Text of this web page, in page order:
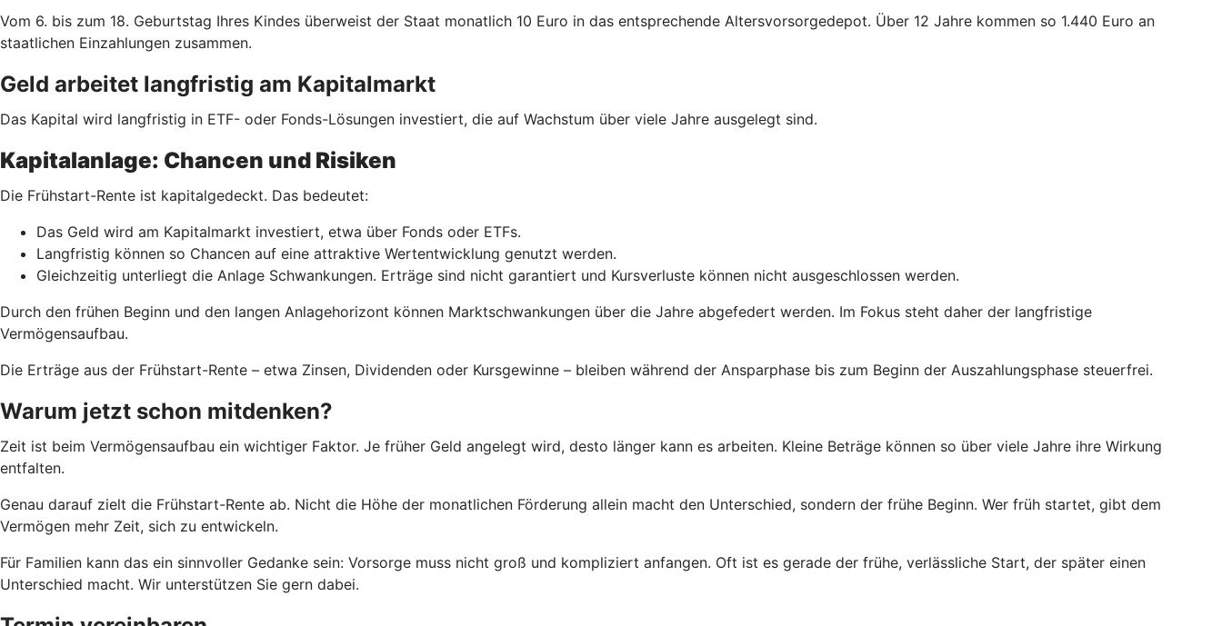
Vom 6. bis zum 18. Geburtstag Ihres Kindes überweist der Staat monatlich 10 Euro in das entsprechende Altersvorsorgedepot. Über 12 Jahre kommen so 1.440 Euro an
staatlichen Einzahlungen zusammen.
Geld arbeitet langfristig am Kapitalmarkt
Das Kapital wird langfristig in ETF- oder Fonds-Lösungen investiert, die auf Wachstum über viele Jahre ausgelegt sind.
Kapitalanlage: Chancen und Risiken
Die Frühstart-Rente ist kapitalgedeckt. Das bedeutet:
Das Geld wird am Kapitalmarkt investiert, etwa über Fonds oder ETFs.
Langfristig können so Chancen auf eine attraktive Wertentwicklung genutzt werden.
Gleichzeitig unterliegt die Anlage Schwankungen. Erträge sind nicht garantiert und Kursverluste können nicht ausgeschlossen werden.
Durch den frühen Beginn und den langen Anlagehorizont können Marktschwankungen über die Jahre abgefedert werden. Im Fokus steht daher der langfristige
Vermögensaufbau.
Die Erträge aus der Frühstart-Rente – etwa Zinsen, Dividenden oder Kursgewinne – bleiben während der Ansparphase bis zum Beginn der Auszahlungsphase steuerfrei.
Warum jetzt schon mitdenken?
Zeit ist beim Vermögensaufbau ein wichtiger Faktor. Je früher Geld angelegt wird, desto länger kann es arbeiten. Kleine Beträge können so über viele Jahre ihre Wirkung
entfalten.
Genau darauf zielt die Frühstart-Rente ab. Nicht die Höhe der monatlichen Förderung allein macht den Unterschied, sondern der frühe Beginn. Wer früh startet, gibt dem
Vermögen mehr Zeit, sich zu entwickeln.
Für Familien kann das ein sinnvoller Gedanke sein: Vorsorge muss nicht groß und kompliziert anfangen. Oft ist es gerade der frühe, verlässliche Start, der später einen
Unterschied macht. Wir unterstützen Sie gern dabei.